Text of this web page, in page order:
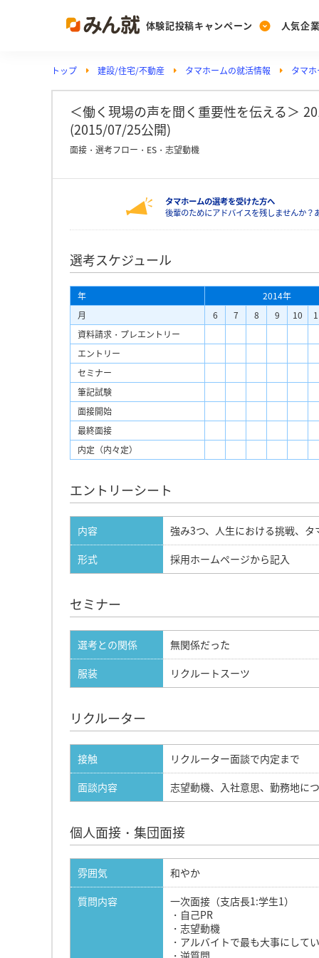
体験記投稿キャンペーン
Post
投稿する
人気企
Ranking
ランキングを見る
PickUp
注目の企業特集
動画で知ろう！業界
トップ 建設/住宅/不動産 タマホームの就活情報 タマ
＜働く現場の声を聞く重要性を伝える＞
(2015/07/25公開)
面接・選考フロー・ES・志望動機
タマホームの選考を受けた方へ
後輩のためにアドバイスを残しませんか
選考スケジュール
年
2014年
月
6 7 8 9 10
資料請求・プレエントリー
エントリー
セミナー
筆記試験
面接開始
最終面接
内定（内々定）
エントリーシート
内容
強み3つ、人生における挑戦、
形式
採用ホームページから記入
セミナー
選考との関係
無関係だった
服装
リクルートスーツ
リクルーター
接触
リクルーター面談で内定まで
面談内容
志望動機、入社意思、勤務地に
個人面接・集団面接
雰囲気
和やか
質問内容
一次面接（支店長1:学生1）
・自己PR
・志望動機
・アルバイトで最も大事にして
・逆質問